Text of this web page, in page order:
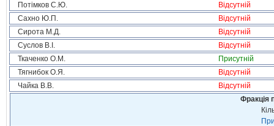
Потімков С.Ю.
Відсутній
Сахно Ю.П.
Відсутній
Сирота М.Д.
Відсутній
Суслов В.І.
Відсутній
Ткаченко О.М.
Присутній
Тягнибок О.Я.
Відсутній
Чайка В.В.
Відсутній
Фракція